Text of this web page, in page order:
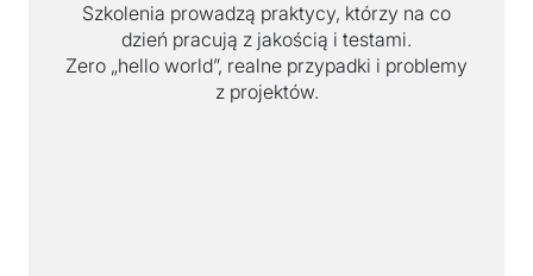
Szkolenia prowadzą praktycy, którzy na co
dzień pracują z jakością i testami.
Zero „hello world”, realne przypadki i problemy
z projektów.